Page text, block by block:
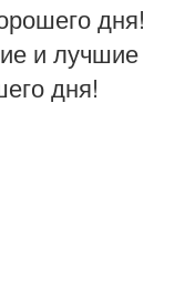
дня!
и лучшие
дня!